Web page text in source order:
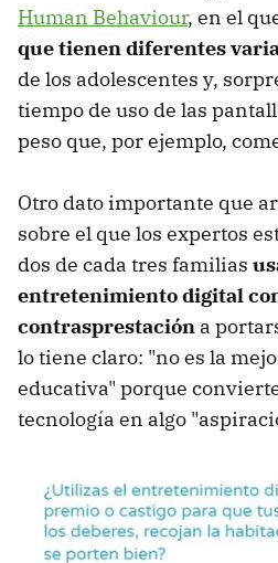
Human Behaviour, en el
que tienen diferentes
de los adolescentes y,
tiempo de uso de las
peso que, por ejemplo,
Otro dato importante que
sobre el que los expertos
dos de cada tres familias
entretenimiento digital
contrasprestación a
lo tiene claro: "no es la
educativa" porque
tecnología en algo